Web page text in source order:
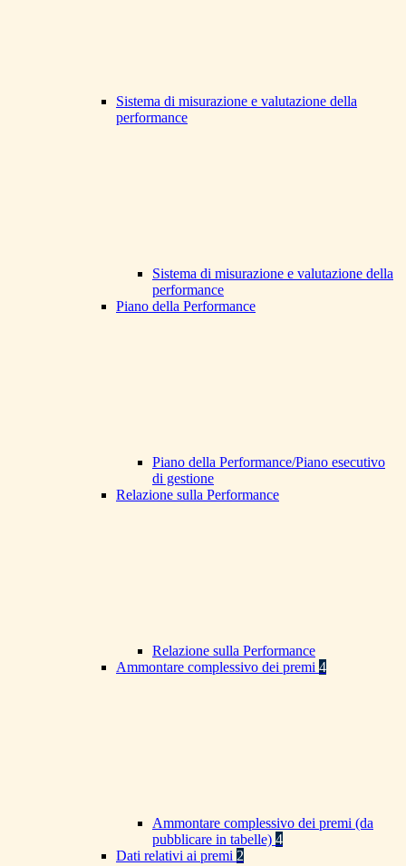
Sistema di misurazione e valutazione della
performance
Sistema di misurazione e valutazione della
performance
Piano della Performance
Piano della Performance/Piano esecutivo
di gestione
Relazione sulla Performance
Relazione sulla Performance
Ammontare complessivo dei premi 4
Ammontare complessivo dei premi (da
pubblicare in tabelle) 4
Dati relativi ai premi 2